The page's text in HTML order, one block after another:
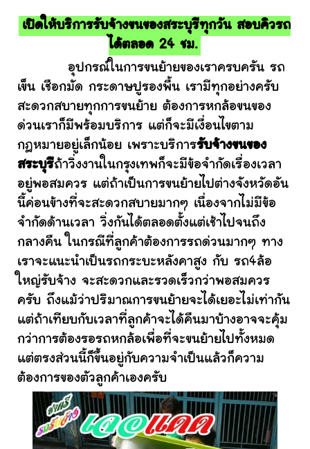
เปิดให้บริการรับจ้างขนของสระบุรีทุกวัน สอบคิวรถ
ได้ตลอด 24 ชม.
อุปกรณ์ในการขนย้ายของเราครบครัน รถ
เข็น เชือกมัด กระดาษปูรองพื้น เรามีทุกอย่างครับ
สะดวกสบายทุกการขนย้าย ต้องการหกล้อขนของ
ด่วนเราก็มีพร้อมบริการ แต่ก็จะมีเงื่อนไขตาม
กฎหมายอยู่เล็กน้อย เพราะบริการรับจ้างขนของ
สระบุรีถ้าวิ่งงานในกรุงเทพก็จะมีข้อจำกัดเรื่องเวลา
อยู่พอสมควร แต่ถ้าเป็นการขนย้ายไปต่างจังหวัดอัน
นี้ค่อนข้างที่จะสะดวกสบายมากๆ เนื่องจากไม่มีข้อ
จำกัดด้านเวลา วิ่งกันได้ตลอดตั้งแต่เช้าไปจนถึง
กลางคืน ในกรณีที่ลูกค้าต้องการรถด่วนมากๆ ทาง
เราจะแนะนำเป็นรถกระบะหลังคาสูง กับ รถ4ล้อ
ใหญ่รับจ้าง จะสะดวกและรวดเร็วกว่าพอสมควร
ครับ ถึงแม้ว่าปริมาณการขนย้ายจะได้เยอะไม่เท่ากัน
แต่ถ้าเทียบกับเวลาที่ลูกค้าจะได้คืนมาบ้างอาจจะคุ้ม
กว่าการต้องรอรถหกล้อเพื่อที่จะขนย้ายไปทั้งหมด
แต่ตรงส่วนนี้ก็ขึ้นอยู่กับความจำเป็นแล้วก็ความ
ต้องการของตัวลูกค้าเองครับ